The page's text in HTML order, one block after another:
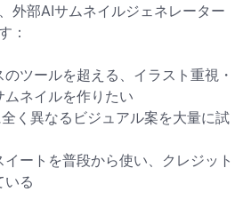
外部AIサムネイルジェネレーター
：
ツールを超える、イラスト重視・
ネイルを作りたい
く異なるビジュアル案を大量に試
ートを普段から使い、クレジット
いる